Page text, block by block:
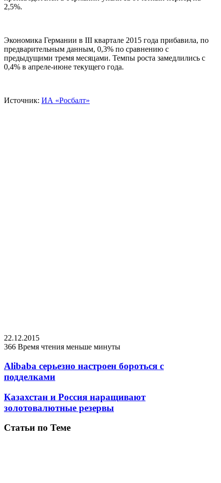
2,5%.
Экономика Германии в III квартале 2015 года прибавила, по
предварительным данным, 0,3% по сравнению с
предыдущими тремя месяцами. Темпы роста замедлились с
0,4% в апреле-июне текущего года.
Источник: ИА «Росбалт»
22.12.2015
366 Время чтения меньше минуты
Alibaba серьезно настроен бороться с
подделками
Казахстан и Россия наращивают
золотовалютные резервы
Статьи по Теме